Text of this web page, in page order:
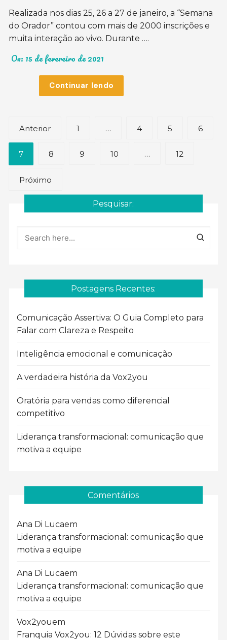
Realizada nos dias 25, 26 a 27 de janeiro, a “Semana
do Orador” contou com mais de 2000 inscrições e
muita interação ao vivo. Durante ….
On: 15 de fevereiro de 2021
Continuar lendo
Paginação
de
posts
Anterior 1 … 4 5 6
7 8 9 10 … 12
Próximo
Pesquisar:
Postagens Recentes:
Comunicação Assertiva: O Guia Completo para
Falar com Clareza e Respeito
Inteligência emocional e comunicação
A verdadeira história da Vox2you
Oratória para vendas como diferencial
competitivo
Liderança transformacional: comunicação que
motiva a equipe
Comentários
Ana Di Lucaem
Liderança transformacional: comunicação que
motiva a equipe
Ana Di Lucaem
Liderança transformacional: comunicação que
motiva a equipe
Vox2youem
Franquia Vox2you: 12 Dúvidas sobre este